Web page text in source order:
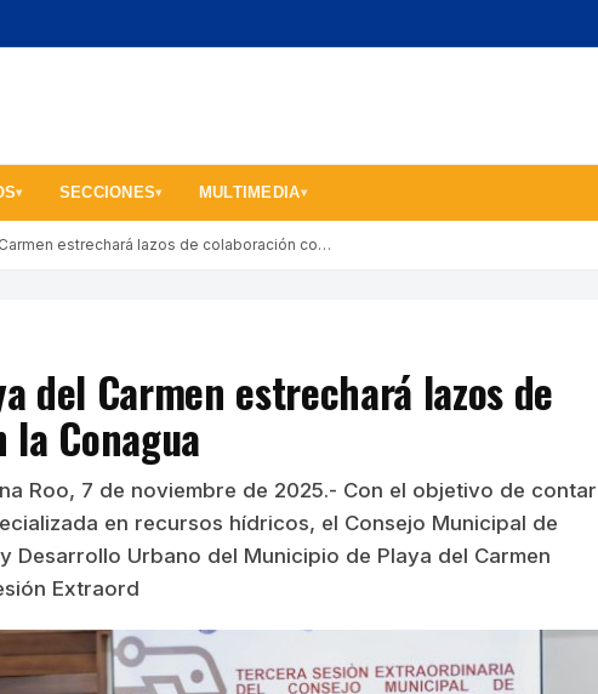
▾ SECCIONES▾ MULTIMEDIA▾
estrechará lazos de colaboración co…
del Carmen estrechará lazos de
Conagua
Roo, 7 de noviembre de 2025.- Con el objetivo de contar
en recursos hídricos, el Consejo Municipal de
Desarrollo Urbano del Municipio de Playa del Carmen
Extraord